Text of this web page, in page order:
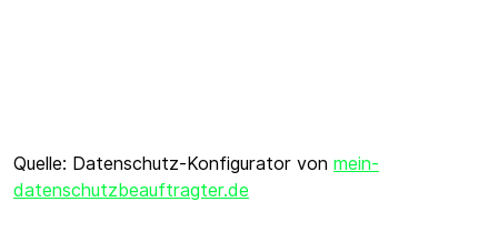
Quelle: Datenschutz-Konfigurator von mein-
datenschutzbeauftragter.de